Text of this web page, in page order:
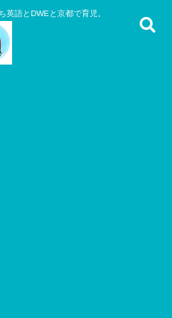
英語とDWEと京都で育児。